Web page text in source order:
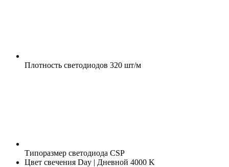
Плотность светодиодов 320 шт/м
Типоразмер светодиода CSP
Цвет свечения Day | Дневной 4000 K